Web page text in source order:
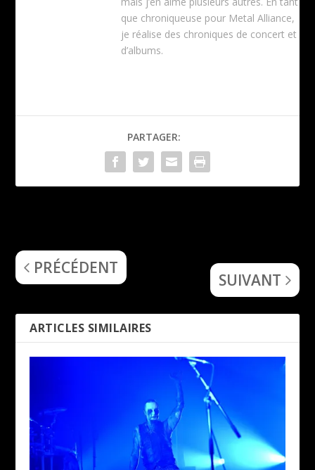
que chroniqueuse pour Metal Alliance,
je réalise des chroniques de concert et
d’albums.
PARTAGER:
PRÉCÉDENT
SUIVANT
ARTICLES SIMILAIRES